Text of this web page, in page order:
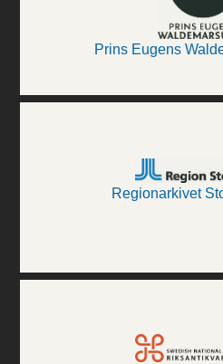
Prins Eugens
Regionarkivet